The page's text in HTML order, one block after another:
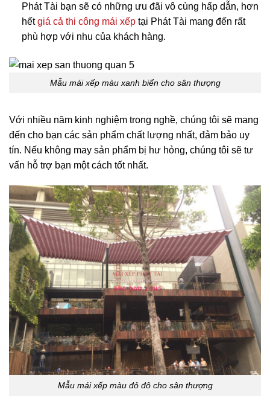
Phát Tài bạn sẽ có những ưu đãi vô cùng hấp dẫn, hơn
hếtgiá cả thi công mái xếptại Phát Tài mang đến rất
phù hợp với nhu của khách hàng.
Mẫu mái xếp màu xanh biển cho sân thượng
Với nhiều năm kinh nghiệm trong nghề, chúng tôi sẽ mang
đến cho bạn các sản phẩm chất lượng nhất, đảm bảo uy
tín. Nếu không may sản phẩm bị hư hỏng, chúng tôi sẽ tư
vấn hỗ trợ bạn một cách tốt nhất.
Mẫu mái xếp màu đỏ đô cho sân thượng